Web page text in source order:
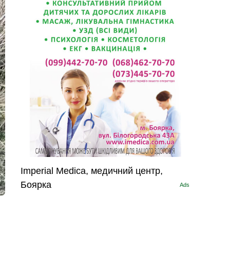
Imperial Medica, медичний центр,
Боярка
Ads